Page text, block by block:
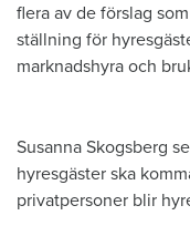
flera av de förslag
ställning för
marknadshyra och
Susanna Skogsberg
hyresgäster ska
privatpersoner blir